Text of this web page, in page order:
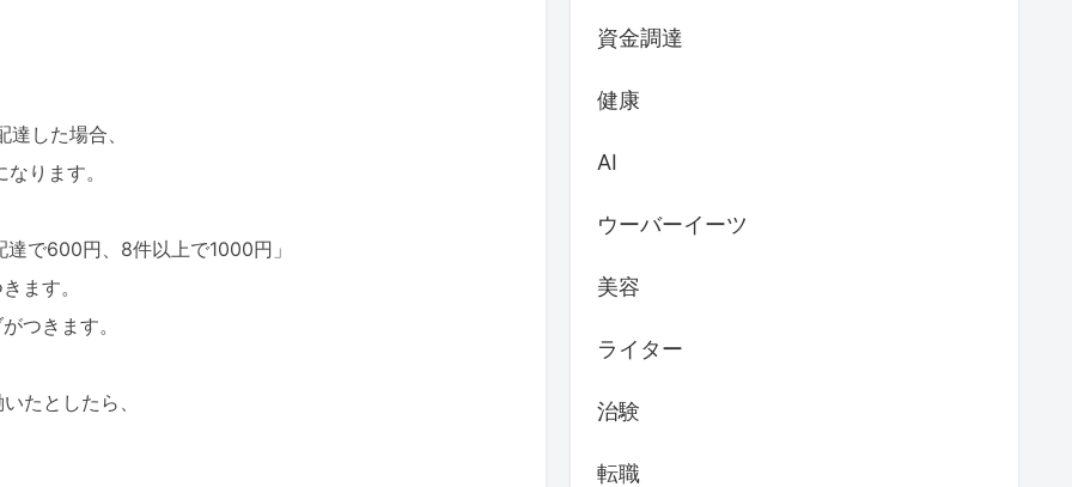
した場合、
ります。
で600円、8件以上で1000円」
ます。
つきます。
たとしたら、
資金調達
健康
AI
ウーバーイーツ
美容
ライター
治験
転職